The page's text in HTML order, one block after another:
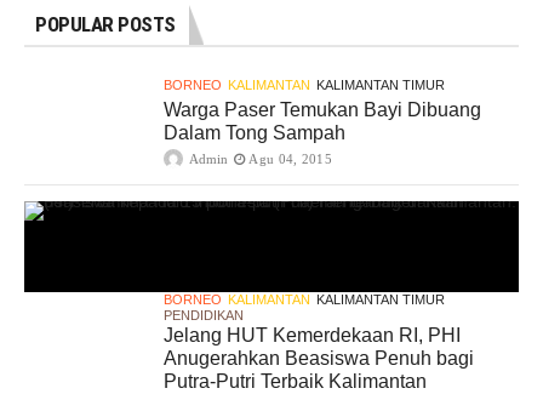
POPULAR POSTS
BORNEO KALIMANTAN KALIMANTAN TIMUR
Warga Paser Temukan Bayi Dibuang
Dalam Tong Sampah
Admin Agu 04, 2015
BORNEO KALIMANTAN
KALIMANTAN TIMUR
PENDIDIKAN
Jelang HUT Kemerdekaan RI, PHI
Anugerahkan Beasiswa Penuh bagi
Putra-Putri Terbaik Kalimantan